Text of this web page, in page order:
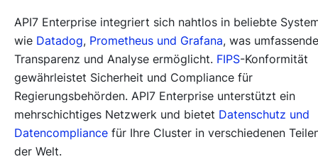
API7 Enterprise integriert sich nahtlos in beliebte
wie Datadog, Prometheus und Grafana, was umfassende
Transparenz und Analyse ermöglicht. FIPS-Konformität
gewährleistet Sicherheit und Compliance für
Regierungsbehörden. API7 Enterprise unterstützt ein
mehrschichtiges Netzwerk und bietet Datenschutz und
Datencompliance für Ihre Cluster in verschiedenen
der Welt.